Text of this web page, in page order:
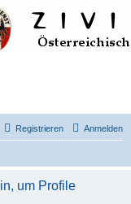
Anmelden
Registrieren
um Profile